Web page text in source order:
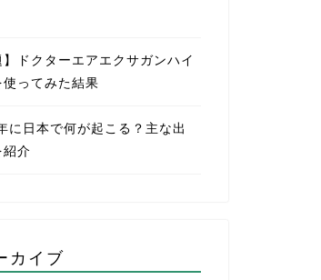
】ドクターエアエクサガンハイ
使ってみた結果
に日本で何が起こる？主な出
紹介
カイブ